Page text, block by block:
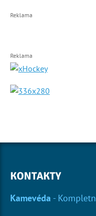
Reklama
Reklama
KONTAKTY
Kamevéda -